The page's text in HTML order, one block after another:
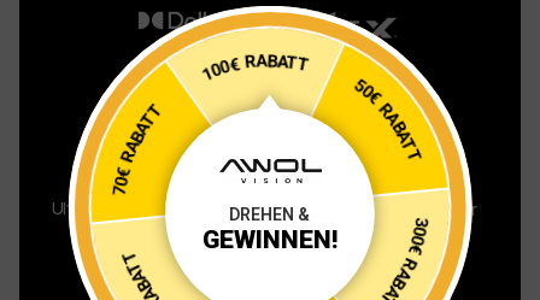
Ultra-Hoch Audio Leistung Duale 120W Subwoofer
100€ RABATT 50€ RABATT
300€ RABATT
70€ RABATT
DREHEN &
GEWINNEN!